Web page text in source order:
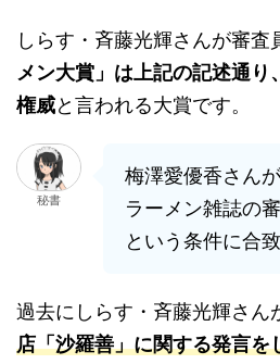
しらす・斉藤光輝さんが審査
メン大賞」は上記の記述通り
権威と言われる大賞です。
秘書
梅澤愛優香さん
ラーメン雑誌の
という条件に合
過去にしらす・斉藤光輝さん
店「沙羅善」に関する発言を